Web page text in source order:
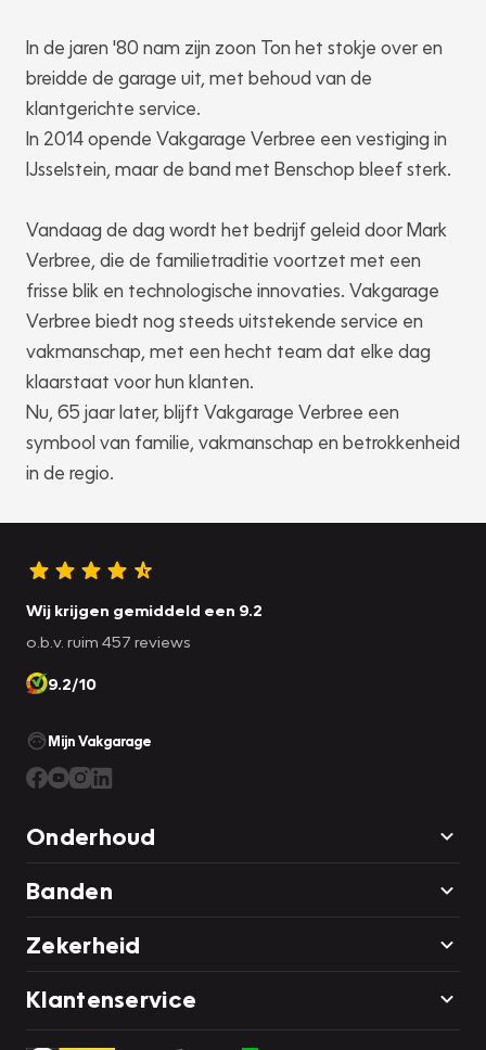
In de jaren '80 nam zijn zoon Ton het stokje over en
breidde de garage uit, met behoud van de
klantgerichte service.
In 2014 opende Vakgarage Verbree een vestiging in
IJsselstein, maar de band met Benschop bleef sterk.
Vandaag de dag wordt het bedrijf geleid door Mark
Verbree, die de familietraditie voortzet met een
frisse blik en technologische innovaties. Vakgarage
Verbree biedt nog steeds uitstekende service en
vakmanschap, met een hecht team dat elke dag
klaarstaat voor hun klanten.
Nu, 65 jaar later, blijft Vakgarage Verbree een
symbool van familie, vakmanschap en betrokkenheid
in de regio.
Wij krijgen gemiddeld een 9.2
o.b.v. ruim 457 reviews
9.2/10
Mijn Vakgarage
Onderhoud
Banden
Zekerheid
Klantenservice